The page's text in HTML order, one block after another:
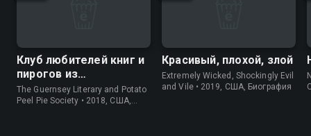
Клуб любителей книг и
пирогов из
картофельных
очистков
The Guernsey Literary and Potato
Peel Pie Society • 2018, США,
Красивый, плохой, злой
Extremely Wicked, Shockingly Evil
and Vile • 2019, США, Биография